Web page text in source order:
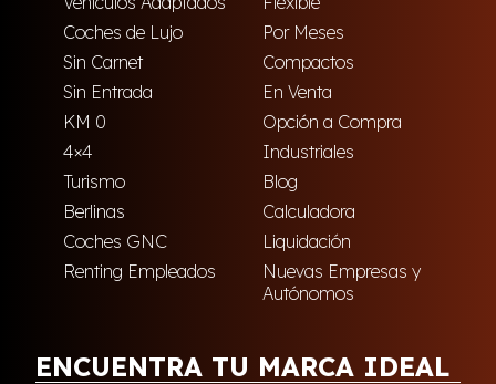
Coches de Lujo
Por Meses
Sin Carnet
Compactos
Sin Entrada
En Venta
KM 0
Opción a Compra
4×4
Industriales
Turismo
Blog
Berlinas
Calculadora
Coches GNC
Liquidación
Renting Empleados
Nuevas Empresas y
Autónomos
ENCUENTRA TU MARCA IDEAL